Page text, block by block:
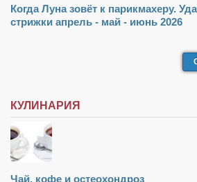
Когда Луна зовёт к парикмахеру.
стрижки апрель - май - июнь 2026
КУЛИНАРИЯ
Чай, кофе и остеохондроз